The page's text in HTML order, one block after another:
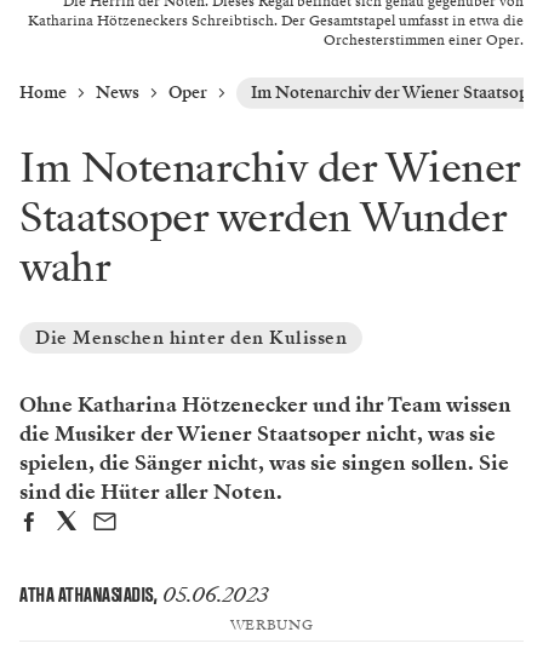
Katharina Hötzeneckers Schreibtisch. Der Gesamtstapel umfasst in etwa die
Orchesterstimmen einer Oper.
Home News Oper Im Notenarchiv der Wiener
Im Notenarchiv der Wiener
Staatsoper werden Wunder
wahr
Die Menschen hinter den Kulissen
Ohne Katharina Hötzenecker und ihr Team wissen
die Musiker der Wiener Staatsoper nicht, was sie
spielen, die Sänger nicht, was sie singen sollen. Sie
sind die ­Hüter aller Noten.
ATHA ATHANASIADIS, 05.06.2023
WERBUNG